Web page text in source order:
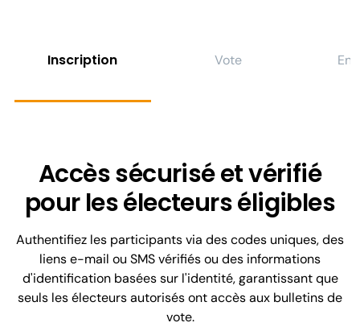
Inscription Vote
Accès sécurisé et vérifié
pour les électeurs éligibles
Authentifiez les participants via des codes uniques, des
liens e-mail ou SMS vérifiés ou des informations
d'identification basées sur l'identité, garantissant que
seuls les électeurs autorisés ont accès aux bulletins de
vote.